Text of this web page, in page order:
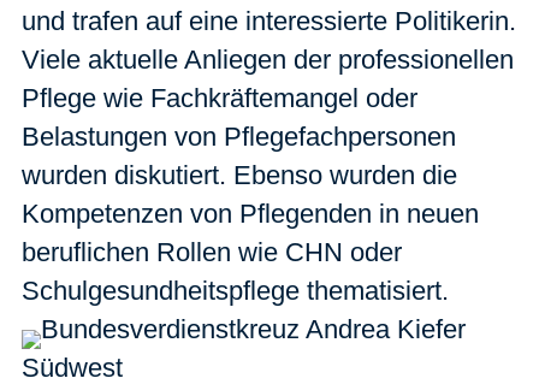
und trafen auf eine interessierte Politikerin.
Viele aktuelle Anliegen der professionellen
Pflege wie Fachkräftemangel oder
Belastungen von Pflegefachpersonen
wurden diskutiert. Ebenso wurden die
Kompetenzen von Pflegenden in neuen
beruflichen Rollen wie CHN oder
Schulgesundheitspflege thematisiert.
Südwest